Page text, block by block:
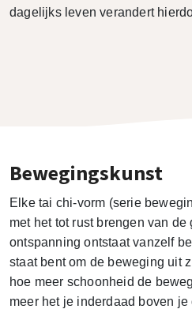
dagelijks leven verandert
Bewegingskunst
Elke tai chi-vorm (serie
met het tot rust brengen van de
ontspanning ontstaat vanzelf
staat bent om de beweging uit
hoe meer schoonheid de
meer het je inderdaad boven